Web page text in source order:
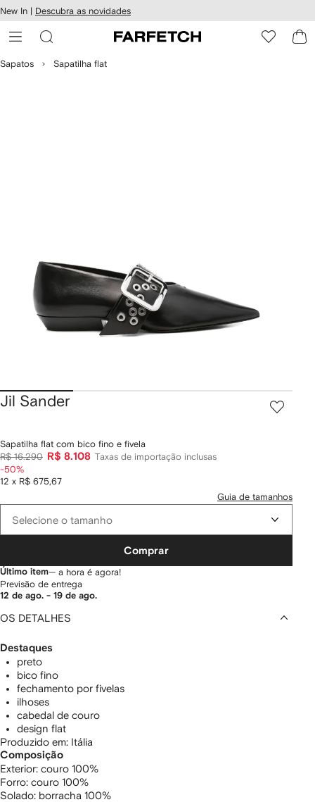
o
New In | Descubra as novidades
Sapatos Sapatilha flat
Jil Sander
Sapatilha flat com bico fino e fivela
R$ 16.290
R$ 8.108
12 x R$ 675,67
Taxas de importação inclusas
-50%
Guia de tamanhos
Selecione o tamanho
Comprar
Último item— a hora é agora!
Previsão de entrega
12 de ago. - 19 de ago.
OS DETALHES
Destaques
preto
bico fino
fechamento por fivelas
ilhoses
cabedal de couro
design flat
Produzido em: Itália
Composição
Exterior: couro 100%
Forro: couro 100%
Solado: borracha 100%